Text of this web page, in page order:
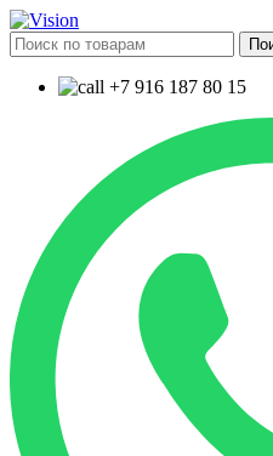
+7 916 187 80 15